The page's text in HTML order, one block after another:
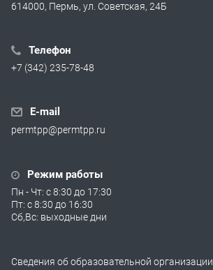
614000, Пермь, ул. Советская, 24Б
Телефон
+7 (342) 235-78-48
E-mail
permtpp@permtpp.ru
Режим работы
Пн - Чт: с 8:30 до 17:30
Пт: с 8:30 до 16:30
Сб,Вс: выходные дни
Сведения об образовательной организации